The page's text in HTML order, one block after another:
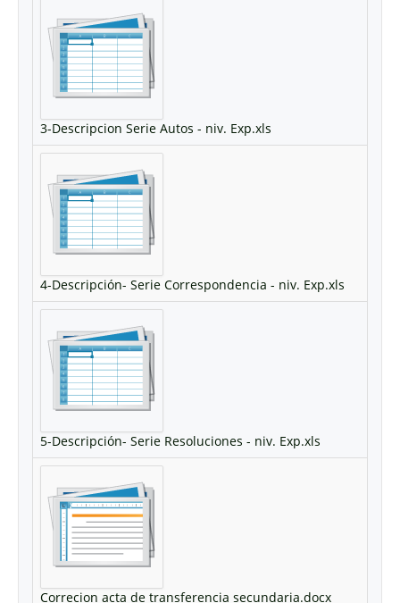
3-Descripcion Serie Autos - niv. Exp.xls
4-Descripción- Serie Correspondencia - niv. Exp.xls
5-Descripción- Serie Resoluciones - niv. Exp.xls
Correcion acta de transferencia secundaria.docx